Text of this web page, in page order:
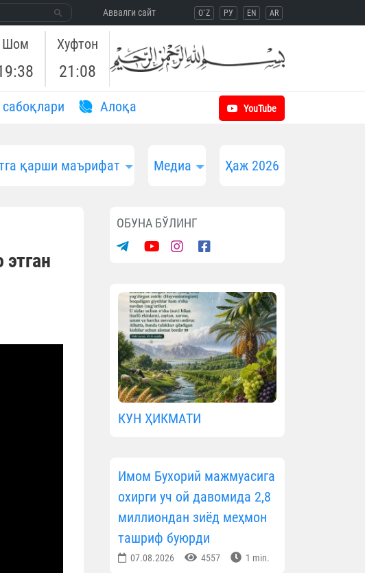
Aввалги сайт O`Z РУ EN AR
Шом Хуфтон
21:08
Aлоқа YouTube
қарши маърифат Медиа Ҳаж 2026
ОБУНА БЎЛИНГ
КУН ҲИКМАТИ
Имом Бухорий мажмуасига
охирги уч ой давомида 2,8
миллиондан зиёд меҳмон
ташриф буюрди
07.08.2026 4557 1 min.